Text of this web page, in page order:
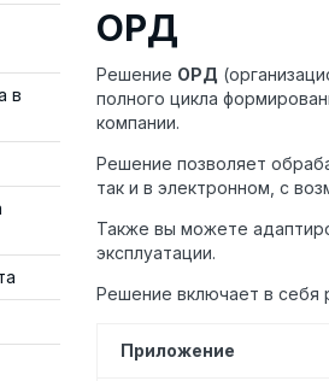
в
ОРД
Решение ОРД
полного цикла
компании.
Решение позволяет
так и в электронном, с
Также вы можете
эксплуатации.
Решение включает в себя
Приложение